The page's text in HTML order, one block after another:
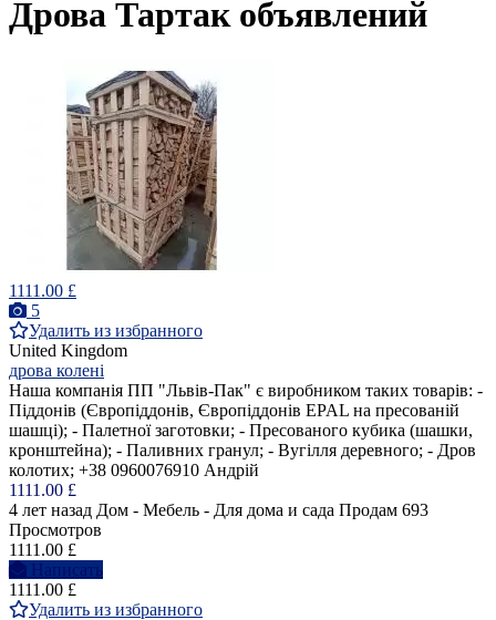
Дрова Тартак объявлений
1111.00 £
5
Удалить из избранного
United Kingdom
дрова колені
Наша компанія ПП "Львів-Пак" є виробником таких товарів: -
Піддонів (Європіддонів, Європіддонів EPAL на пресованій
шашці); - Палетної заготовки; - Пресованого кубика (шашки,
кронштейна); - Паливних гранул; - Вугілля деревного; - Дров
колотих; +38 0960076910 Андрій
1111.00 £
4 лет назад Дом - Мебель - Для дома и сада Продам 693
Просмотров
1111.00 £
Написать
1111.00 £
Удалить из избранного